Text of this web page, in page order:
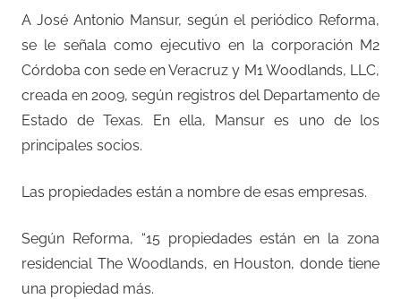
A José Antonio Mansur, según el periódico Reforma,
se le señala como ejecutivo en la corporación M2
Córdoba con sede en Veracruz y M1 Woodlands, LLC,
creada en 2009, según registros del Departamento de
Estado de Texas. En ella, Mansur es uno de los
principales socios.
Las propiedades están a nombre de esas empresas.
Según Reforma, “15 propiedades están en la zona
residencial The Woodlands, en Houston, donde tiene
una propiedad más.